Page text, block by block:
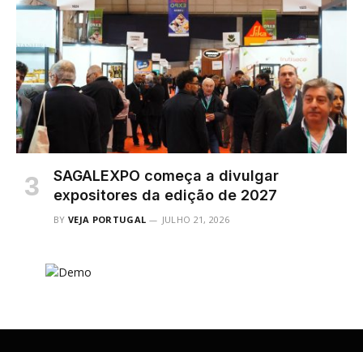
SAGALEXPO começa a divulgar
expositores da edição de 2027
BY VEJA PORTUGAL JULHO 21, 2026